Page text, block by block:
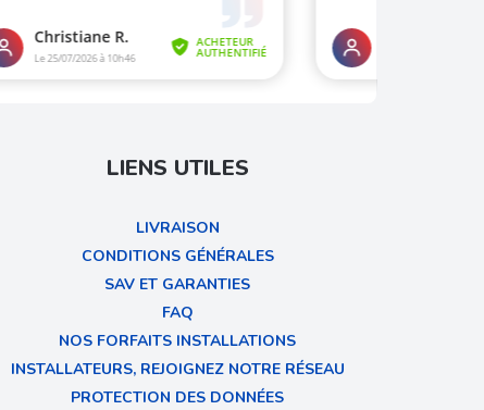
LIENS UTILES
LIVRAISON
CONDITIONS GÉNÉRALES
SAV ET GARANTIES
FAQ
NOS FORFAITS INSTALLATIONS
INSTALLATEURS, REJOIGNEZ NOTRE RÉSEAU
PROTECTION DES DONNÉES